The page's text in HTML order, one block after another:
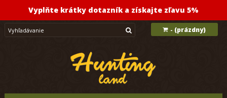
Vyplňte krátky dotazník a získajte zľavu 5%
- (prázdny)